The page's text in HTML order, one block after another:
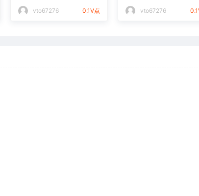
件通用矢量图
vto67276 0.1V点
光打标文件通用矢量图
vto67276